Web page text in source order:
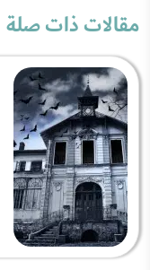
مقالات ذات صلة